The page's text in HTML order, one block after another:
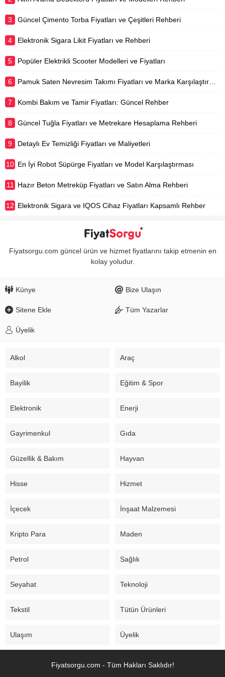
3 Güncel Çimento Torba Fiyatları ve Çeşitleri Rehberi
4 Elektronik Sigara Likit Fiyatları ve Rehberi
5 Popüler Elektrikli Scooter Modelleri ve Fiyatları
6 Pamuk Saten Nevresim Takımı Fiyatları ve Marka Karşılaştırması
7 Kombi Bakım ve Tamir Fiyatları: Güncel Rehber
8 Güncel Tuğla Fiyatları ve Metrekare Hesaplama Rehberi
9 Detaylı Ev Temizliği Fiyatları ve Maliyetleri
10 En İyi Robot Süpürge Fiyatları ve Model Karşılaştırması
11 Hazır Beton Metreküp Fiyatları ve Satın Alma Rehberi
12 Elektronik Sigara ve IQOS Cihaz Fiyatları Kapsamlı Rehber
Fiyatsorgu.com güncel ürün ve hizmet fiyatlarını takip etmenin en
kolay yoludur.
Künye Bize Ulaşın
Sitene Ekle Tüm Yazarlar
Üyelik
Alkol Araç
Bayilik Eğitim & Spor
Elektronik Enerji
Gayrimenkul Gıda
Güzellik & Bakım Hayvan
Hisse Hizmet
İçecek İnşaat Malzemesi
Kripto Para Maden
Petrol Sağlık
Seyahat Teknoloji
Tekstil Tütün Ürünleri
Ulaşım Üyelik
Fiyatsorgu.com - Tüm Hakları Saklıdır!